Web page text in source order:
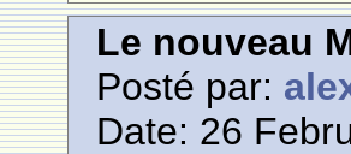
Le nouveau
Posté par:
Date: 26